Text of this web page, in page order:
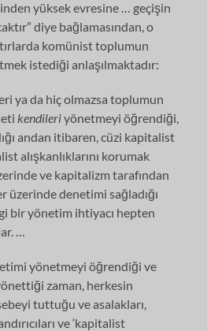
yüksek evresine … geçişin
diye bağlamasından, o
komünist toplumun
istediği anlaşılmaktadır:
ya da hiç olmazsa toplumun
kendileriyönetmeyi öğrendiği,
andan itibaren, cüzi kapitalist
alışkanlıklarını korumak
ve kapitalizm tarafından
üzerinde denetimi sağladığı
bir yönetim ihtiyacı hepten
…
yönetmeyi öğrendiği ve
zaman, herkesin
tuttuğu ve asalakları,
ve ‘kapitalist